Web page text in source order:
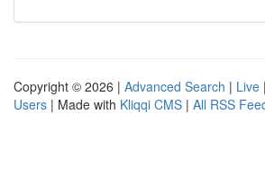
Copyright © 2026 | Advanced Search | Live |
Users | Made with Kliqqi CMS | All RSS